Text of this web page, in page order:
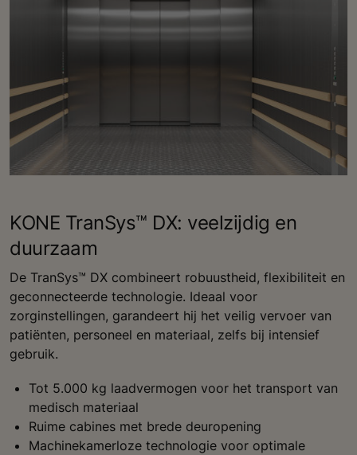
KONE TranSys™ DX: veelzijdig en
duurzaam
De TranSys™ DX combineert robuustheid, flexibiliteit en
geconnecteerde technologie. Ideaal voor
zorginstellingen, garandeert hij het veilig vervoer van
patiënten, personeel en materiaal, zelfs bij intensief
gebruik.
Tot 5.000 kg laadvermogen voor het transport van
medisch materiaal
Ruime cabines met brede deuropening
Machinekamerloze technologie voor optimale